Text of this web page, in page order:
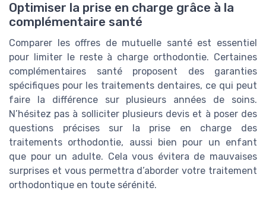
Optimiser la prise en charge grâce à la
complémentaire santé
Comparer les offres de mutuelle santé est essentiel
pour limiter le reste à charge orthodontie. Certaines
complémentaires santé proposent des garanties
spécifiques pour les traitements dentaires, ce qui peut
faire la différence sur plusieurs années de soins.
N’hésitez pas à solliciter plusieurs devis et à poser des
questions précises sur la prise en charge des
traitements orthodontie, aussi bien pour un enfant
que pour un adulte. Cela vous évitera de mauvaises
surprises et vous permettra d’aborder votre traitement
orthodontique en toute sérénité.